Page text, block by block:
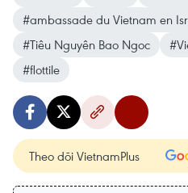
#ambassade du Vietnam en
#Tiêu Nguyên Bao Ngoc
#flottile
Theo dõi VietnamPlus